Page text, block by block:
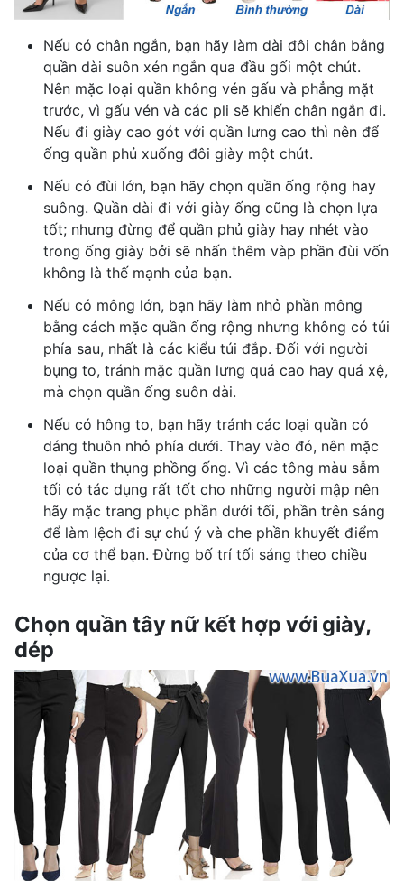
Nếu có chân ngắn, bạn hãy làm dài đôi chân bằng
quần dài suôn xén ngắn qua đầu gối một chút.
Nên mặc loại quần không vén gấu và phẳng mặt
trước, vì gấu vén và các pli sẽ khiến chân ngắn đi.
Nếu đi giày cao gót với quần lưng cao thì nên để
ống quần phủ xuống đôi giày một chút.
Nếu có đùi lớn, bạn hãy chọn quần ống rộng hay
suông. Quần dài đi với giày ống cũng là chọn lựa
tốt; nhưng đừng để quần phủ giày hay nhét vào
trong ống giày bởi sẽ nhấn thêm vàp phần đùi vốn
không là thế mạnh của bạn.
Nếu có mông lớn, bạn hãy làm nhỏ phần mông
bằng cách mặc quần ống rộng nhưng không có túi
phía sau, nhất là các kiểu túi đắp. Đối với người
bụng to, tránh mặc quần lưng quá cao hay quá xệ,
mà chọn quần ống suôn dài.
Nếu có hông to, bạn hãy tránh các loại quần có
dáng thuôn nhỏ phía dưới. Thay vào đó, nên mặc
loại quần thụng phồng ống. Vì các tông màu sẫm
tối có tác dụng rất tốt cho những người mập nên
hãy mặc trang phục phần dưới tối, phần trên sáng
để làm lệch đi sự chú ý và che phần khuyết điểm
của cơ thể bạn. Đừng bố trí tối sáng theo chiều
ngược lại.
Chọn quần tây nữ kết hợp với giày,
dép